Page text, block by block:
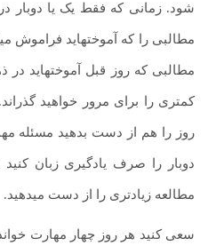
شود. زمانی که فقط یک یا دوبار
مطالبی را که آموخته­اید فراموش
مطالبی که روز قبل آموخته­اید در
کمتری را برای مرور خواهید
روز را هم از دست بدهید مسئله
دوبار را صرف یادگیری زبان
مطالعه زیادتری را از دست می­دهید.
سعی کنید هر روز چهار مهارت